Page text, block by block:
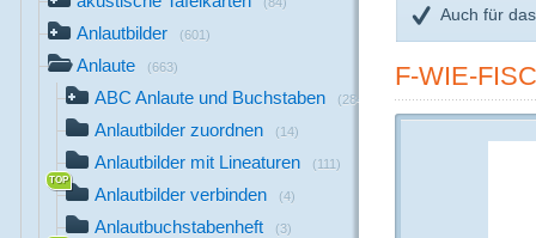
Anlautbilder (601)
Anlaute (663)
ABC Anlaute und Buchstaben (284)
Anlautbilder zuordnen (14)
Anlautbilder mit Lineaturen (111)
Anlautbilder verbinden (4)
Anlautbuchstabenheft (3)
Auch für
F-WIE-